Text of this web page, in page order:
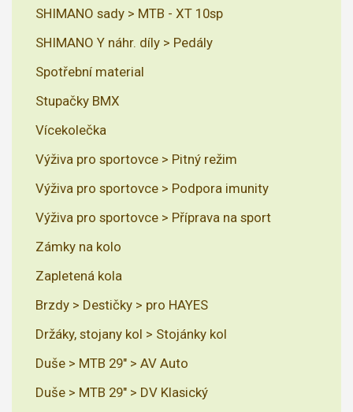
SHIMANO sady > MTB - XT 10sp
SHIMANO Y náhr. díly > Pedály
Spotřební material
Stupačky BMX
Vícekolečka
Výživa pro sportovce > Pitný režim
Výživa pro sportovce > Podpora imunity
Výživa pro sportovce > Příprava na sport
Zámky na kolo
Zapletená kola
Brzdy > Destičky > pro HAYES
Držáky, stojany kol > Stojánky kol
Duše > MTB 29" > AV Auto
Duše > MTB 29" > DV Klasický